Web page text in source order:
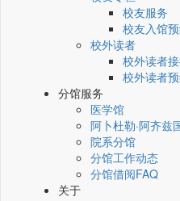
校友服务
校友入馆
校外读者
校外读者
校外读者
分馆服务
医学馆
阿卜杜勒·阿齐兹
院系分馆
分馆工作动态
分馆借阅FAQ
关于